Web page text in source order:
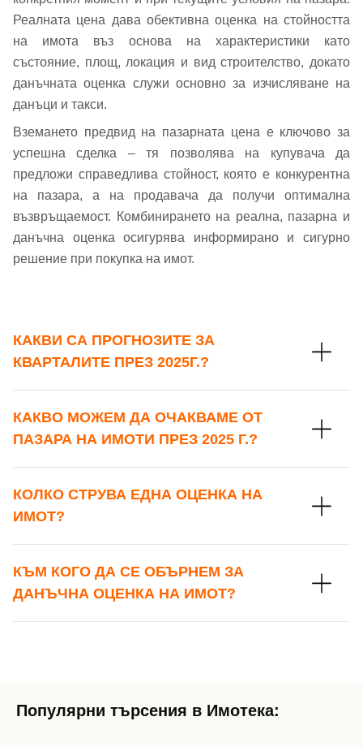
Вход като гост
или използвай профил
Вход с Google
Реалната цена дава обективна оценка на стойността
на имота въз основа на характеристики като
състояние, площ, локация и вид строителство, докато
данъчната оценка служи основно за изчисляване на
данъци и такси.
Вземането предвид на пазарната цена е ключово за
успешна сделка – тя позволява на купувача да
предложи справедлива стойност, която е конкурентна
на пазара, а на продавача да получи оптимална
възвръщаемост. Комбинирането на реална, пазарна и
данъчна оценка осигурява информирано и сигурно
решение при покупка на имот.
КАКВИ СА ПРОГНОЗИТЕ ЗА
КВАРТАЛИТЕ ПРЕЗ 2025Г.?
КАКВО МОЖЕМ ДА ОЧАКВАМЕ ОТ
ПАЗАРА НА ИМОТИ ПРЕЗ 2025 Г.?
КОЛКО СТРУВА ЕДНА ОЦЕНКА НА
ИМОТ?
КЪМ КОГО ДА СЕ ОБЪРНЕМ ЗА
ДАНЪЧНА ОЦЕНКА НА ИМОТ?
Телефон*
Заяви оглед
Вашето запитване стигна до нас. Ще
се обадим възможно най-бързо.
Популярни търсения в Имотека: